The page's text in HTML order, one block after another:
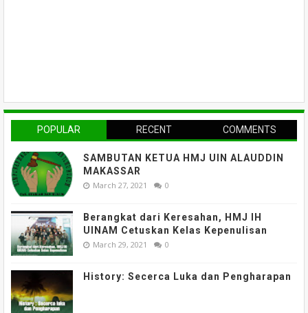
POPULAR RECENT COMMENTS
SAMBUTAN KETUA HMJ UIN ALAUDDIN
MAKASSAR
March 27, 2021 0
Berangkat dari Keresahan, HMJ IH
UINAM Cetuskan Kelas Kepenulisan
March 29, 2021 0
History: Secerca Luka dan Pengharapan